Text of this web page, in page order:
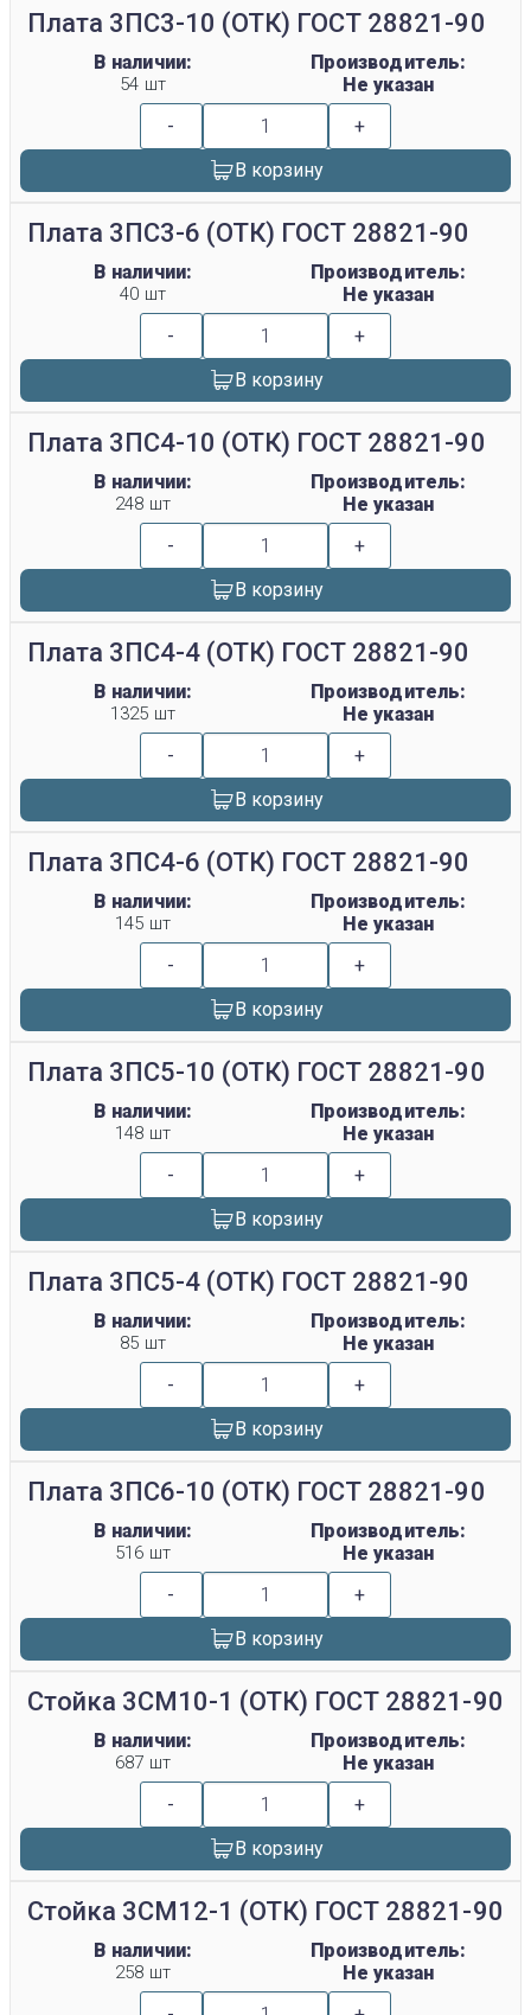
Плата 3ПС3-10 (ОТК) ГОСТ 28821-90
В наличии:
54 шт
Производитель:
Не указан
-
+
В корзину
Плата 3ПС3-6 (ОТК) ГОСТ 28821-90
В наличии:
40 шт
Производитель:
Не указан
-
+
В корзину
Плата 3ПС4-10 (ОТК) ГОСТ 28821-90
В наличии:
248 шт
Производитель:
Не указан
-
+
В корзину
Плата 3ПС4-4 (ОТК) ГОСТ 28821-90
В наличии:
1325 шт
Производитель:
Не указан
-
+
В корзину
Плата 3ПС4-6 (ОТК) ГОСТ 28821-90
В наличии:
145 шт
Производитель:
Не указан
-
+
В корзину
Плата 3ПС5-10 (ОТК) ГОСТ 28821-90
В наличии:
148 шт
Производитель:
Не указан
-
+
В корзину
Плата 3ПС5-4 (ОТК) ГОСТ 28821-90
В наличии:
85 шт
Производитель:
Не указан
-
+
В корзину
Плата 3ПС6-10 (ОТК) ГОСТ 28821-90
В наличии:
516 шт
Производитель:
Не указан
-
+
В корзину
Стойка 3СМ10-1 (ОТК) ГОСТ 28821-90
В наличии:
687 шт
Производитель:
Не указан
-
+
В корзину
Стойка 3СМ12-1 (ОТК) ГОСТ 28821-90
В наличии:
258 шт
Производитель:
Не указан